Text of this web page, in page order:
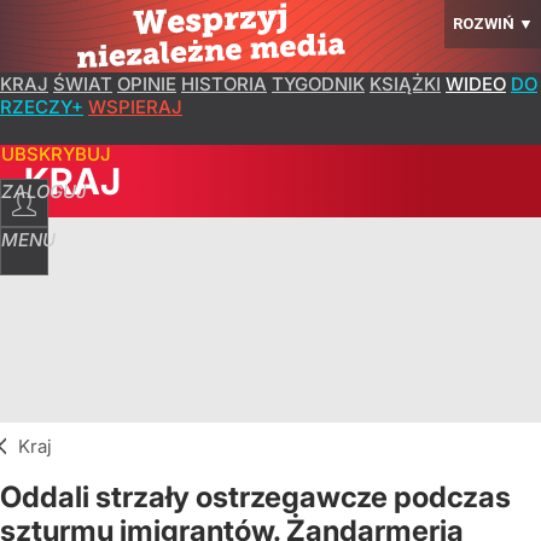
ROZWIŃ ▼
KRAJ ŚWIAT OPINIE HISTORIA TYGODNIK KSIĄŻKI WIDEO DO
RZECZY+ WSPIERAJ
ZALOGUJ
MENU
KRAJ
Kraj
Oddali strzały ostrzegawcze podczas
szturmu imigrantów. Żandarmeria